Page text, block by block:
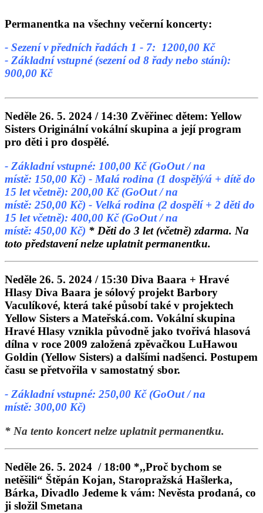
Permanentka na všechny večerní koncerty:
- Sezení v předních řadách 1 - 7: 1200,00 Kč
- Základní vstupné (sezení od 8 řady nebo stání):
900,00 Kč
Neděle 26. 5. 2024 / 14:30 Zvěřinec dětem: Yellow
Sisters Originální vokální skupina a její program
pro děti i pro dospělé.
- Základní vstupné: 100,00 Kč (GoOut / na
místě: 150,00 Kč) - Malá rodina (1 dospělý/á + dítě do
15 let včetně): 200,00 Kč (GoOut / na
místě: 250,00 Kč) - Velká rodina (2 dospělí + 2 děti do
15 let včetně): 400,00 Kč (GoOut / na
místě: 450,00 Kč) * Děti do 3 let (včetně) zdarma. Na
toto představení nelze uplatnit permanentku.
Neděle 26. 5. 2024 / 15:30 Diva Baara + Hravé
Hlasy Diva Baara je sólový projekt Barbory
Vaculíkové, která také působí také v projektech
Yellow Sisters a Mateřská.com. Vokální skupina
Hravé Hlasy vznikla původně jako tvořivá hlasová
dílna v roce 2009 založená zpěvačkou LuHawou
Goldin (Yellow Sisters) a dalšími nadšenci. Postupem
času se přetvořila v samostatný sbor.
- Základní vstupné: 250,00 Kč (GoOut / na
místě: 300,00 Kč)
* Na tento koncert nelze uplatnit permanentku.
Neděle 26. 5. 2024 / 18:00 *,,Proč bychom se
netěšili“ Štěpán Kojan, Staropražská Hašlerka,
Bárka, Divadlo Jedeme k vám: Nevěsta prodaná, co
ji složil Smetana